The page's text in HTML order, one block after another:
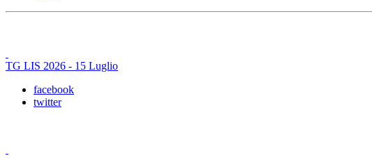
TG LIS 2026 - 15 Luglio
facebook
twitter